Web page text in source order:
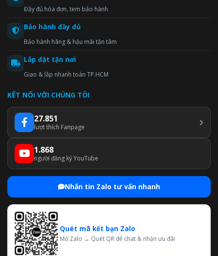
Đầy đủ hóa đơn, tem bảo hành
Bảo hành đầy đủ
Bảo hành hãng & hậu mãi tận tâm
Lắp đặt tận nơi
Giao & lắp nhanh toàn TP.HCM
KẾT NỐI VỚI CHÚNG TÔI
27.851
lượt thích Fanpage
1.868
người đăng ký YouTube
Nhắn tin Zalo tư vấn nhanh
Quét mã kết bạn Zalo
Mở Zalo → Quét QR để chat & nhận ưu đãi